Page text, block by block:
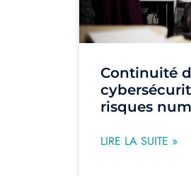
Continuité
risques
LIRE LA SUITE »